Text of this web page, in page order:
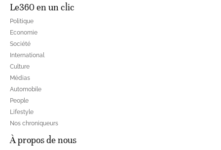
Le360 en un clic
Politique
Economie
Société
International
Culture
Médias
Automobile
People
Lifestyle
Nos chroniqueurs
À propos de nous